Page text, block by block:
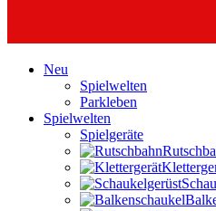
Neu
Spielwelten
Parkleben
Spielwelten
Spielgeräte